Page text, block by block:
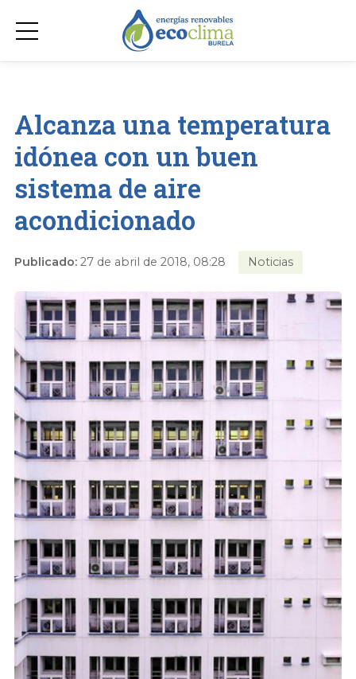
Alcanza una temperatura
idónea con un buen
sistema de aire
acondicionado
Publicado: 27 de abril de 2018, 08:28 Noticias